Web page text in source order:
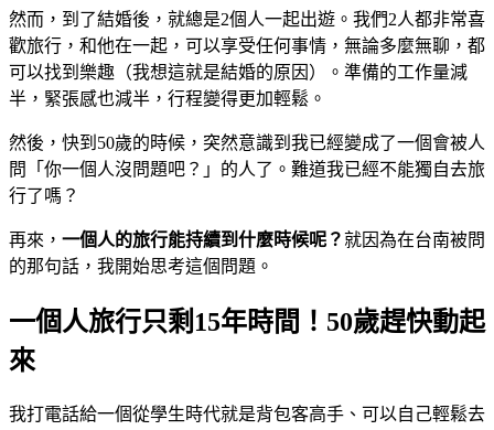
然而，到了結婚後，就總是2個人一起出遊。我們2人都非常喜
歡旅行，和他在一起，可以享受任何事情，無論多麼無聊，都
可以找到樂趣（我想這就是結婚的原因）。準備的工作量減
半，緊張感也減半，行程變得更加輕鬆。
然後，快到50歲的時候，突然意識到我已經變成了一個會被人
問「你一個人沒問題吧？」的人了。難道我已經不能獨自去旅
行了嗎？
再來， 一個人的旅行能持續到什麼時候呢？就因為在台南被問
的那句話，我開始思考這個問題。
一個人旅行只剩15年時間！50歲趕快動起
來
我打電話給一個從學生時代就是背包客高手、可以自己輕鬆去